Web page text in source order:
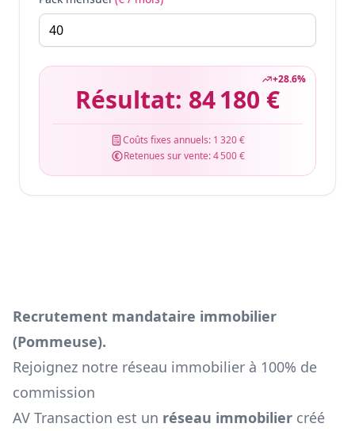
+28.6%
Résultat: 84 180 €
Coûts fixes annuels: 1 320 €
Retenues sur vente:4 500 €
Recrutement mandataire immobilier
(Pommeuse).
Rejoignez notre réseau immobilier à 100% de
commission
AV Transaction est un réseau immobilier créé